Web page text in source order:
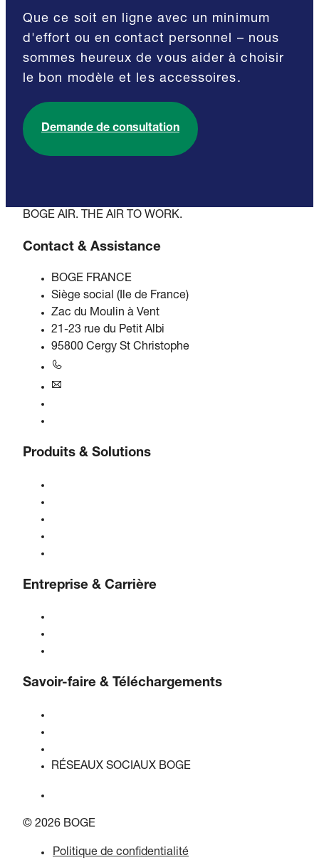
Que ce soit en ligne avec un minimum
d'effort ou en contact personnel – nous
sommes heureux de vous aider à choisir
le bon modèle et les accessoires.
Demande de consultation
BOGE AIR. THE AIR TO WORK.
Contact & Assistance
BOGE FRANCE
Siège social (Ile de France)
Zac du Moulin à Vent
21-23 rue du Petit Albi
95800 Cergy St Christophe
Produits & Solutions
Entreprise & Carrière
Savoir-faire & Téléchargements
RÉSEAUX SOCIAUX BOGE
© 2026 BOGE
Politique de confidentialité